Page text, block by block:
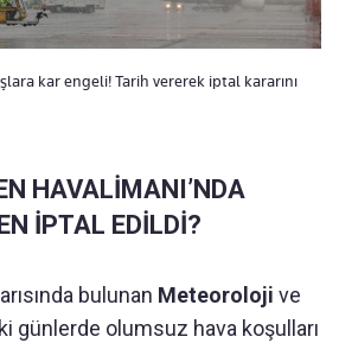
kar engeli! Tarih vererek iptal kararını
HAVALİMANI’NDA
İPTAL EDİLDİ?
bulunan Meteoroloji ve
günlerde olumsuz hava koşulları